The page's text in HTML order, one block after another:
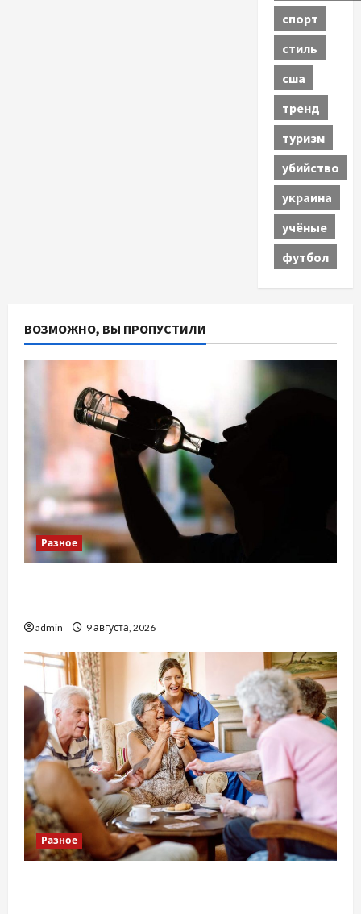
спорт
стиль
сша
тренд
туризм
убийство
украина
учёные
футбол
ВОЗМОЖНО, ВЫ ПРОПУСТИЛИ
Разное
admin 9 августа, 2026
Разное